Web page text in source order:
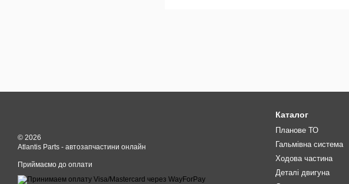
© 2026
Atlantis Parts - автозапчастини онлайн
Приймаємо до оплати
Каталог
Планове ТО
Гальмівна система
Ходова частина
Деталі двигуна